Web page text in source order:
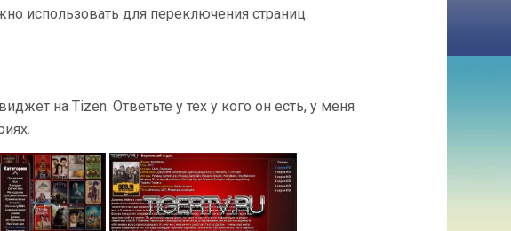
использовать для переключения страниц.
на Tizen. Ответьте у тех у кого он есть, у меня